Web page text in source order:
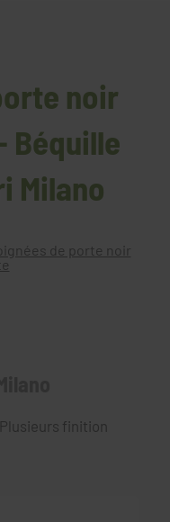
noir
Béquille
Milano
de porte noir
finition